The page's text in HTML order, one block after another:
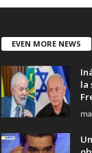
EVEN MORE NEWS
la